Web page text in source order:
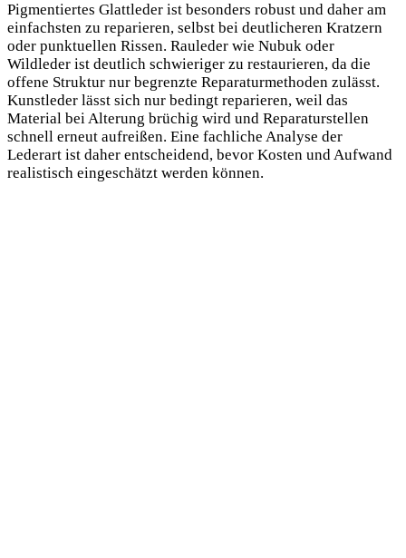
Pigmentiertes Glattleder ist besonders robust und daher am
einfachsten zu reparieren, selbst bei deutlicheren Kratzern
oder punktuellen Rissen. Rauleder wie Nubuk oder
Wildleder ist deutlich schwieriger zu restaurieren, da die
offene Struktur nur begrenzte Reparaturmethoden zulässt.
Kunstleder lässt sich nur bedingt reparieren, weil das
Material bei Alterung brüchig wird und Reparaturstellen
schnell erneut aufreißen. Eine fachliche Analyse der
Lederart ist daher entscheidend, bevor Kosten und Aufwand
realistisch eingeschätzt werden können.